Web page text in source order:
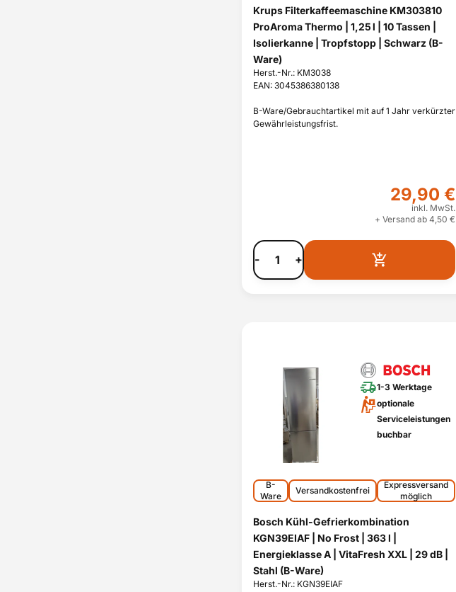
Krups Filterkaffeemaschine KM303810
ProAroma Thermo | 1,25 l | 10 Tassen |
Isolierkanne | Tropfstopp | Schwarz (B-
Ware)
Herst.-Nr.: KM3038
EAN: 3045386380138
B-Ware/Gebrauchtartikel mit auf 1 Jahr verkürzter
Gewährleistungsfrist.
29,90 €
inkl. MwSt.
+ Versand ab 4,50 €
- +
1-3 Werktage
optionale
Serviceleistungen
buchbar
B-
Ware
Versandkostenfrei
Expressversand
möglich
Bosch Kühl-Gefrierkombination
KGN39EIAF | No Frost | 363 l |
Energieklasse A | VitaFresh XXL | 29 dB |
Stahl (B-Ware)
Herst.-Nr.: KGN39EIAF